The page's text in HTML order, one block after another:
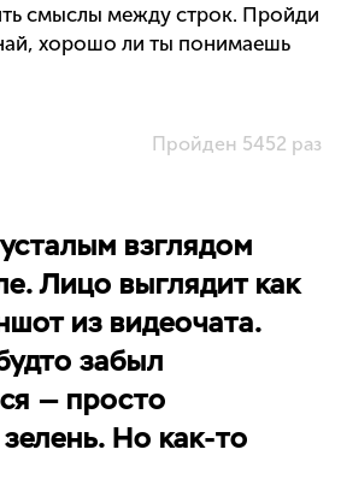
смыслы между строк. Пройди
хорошо ли ты понимаешь
Пройден 5452 раз
взглядом
Лицо выглядит как
из видеочата.
забыл
— просто
Но как-то